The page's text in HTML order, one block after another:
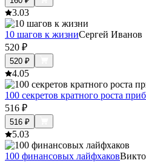
3.03
10 шагов к жизниСергей Иванов
520 ₽
520 ₽
4.05
100 секретов кратного роста
516 ₽
516 ₽
5.03
100 финансовых лайфхаков